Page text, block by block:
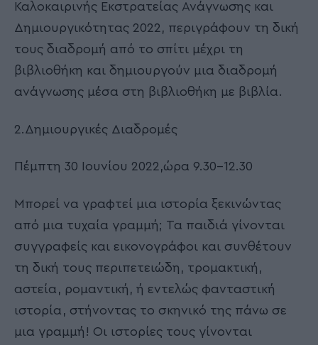
Καλοκαιρινής Εκστρατείας Ανάγνωσης και
Δημιουργικότητας 2022, περιγράφουν τη δική
τους διαδρομή από το σπίτι μέχρι τη
βιβλιοθήκη και δημιουργούν μια διαδρομή
ανάγνωσης μέσα στη βιβλιοθήκη με βιβλία.
2.Δημιουργικές Διαδρομές
Πέμπτη 30 Ιουνίου 2022,ώρα 9.30-12.30
Μπορεί να γραφτεί μια ιστορία ξεκινώντας
από μια τυχαία γραμμή; Τα παιδιά γίνονται
συγγραφείς και εικονογράφοι και συνθέτουν
τη δική τους περιπετειώδη, τρομακτική,
αστεία, ρομαντική, ή εντελώς φανταστική
ιστορία, στήνοντας το σκηνικό της πάνω σε
μια γραμμή! Οι ιστορίες τους γίνονται